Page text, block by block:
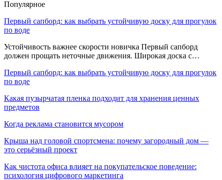
Популярное
Первый сапборд: как выбрать устойчивую доску для прогулок
по воде
Устойчивость важнее скорости новичка Первый сапборд
должен прощать неточные движения. Широкая доска с…
Первый сапборд: как выбрать устойчивую доску для прогулок
по воде
Какая пузырчатая пленка подходит для хранения ценных
предметов
Когда реклама становится мусором
Крыша над головой спортсмена: почему загородный дом —
это серьёзный проект
Как чистота офиса влияет на покупательское поведение:
психология цифрового маркетинга